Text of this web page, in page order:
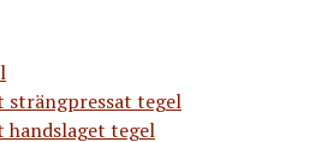
strängpressat tegel
handslaget tegel